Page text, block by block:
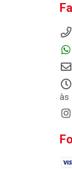
às